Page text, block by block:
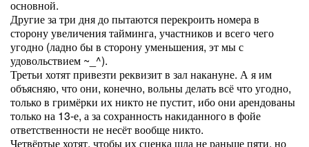
основной.
Другие за три дня до пытаются перекроить номера в
сторону увеличения тайминга, участников и всего чего
угодно (ладно бы в сторону уменьшения, эт мы с
удовольствием ~_^).
Третьи хотят привезти реквизит в зал накануне. А я им
объясняю, что они, конечно, вольны делать всё что угодно,
только в гримёрки их никто не пустит, ибо они арендованы
только на 13-е, а за сохранность накиданного в фойе
ответственности не несёт вообще никто.
Четвёртые хотят, чтобы их сценка шла не раньше пяти, но